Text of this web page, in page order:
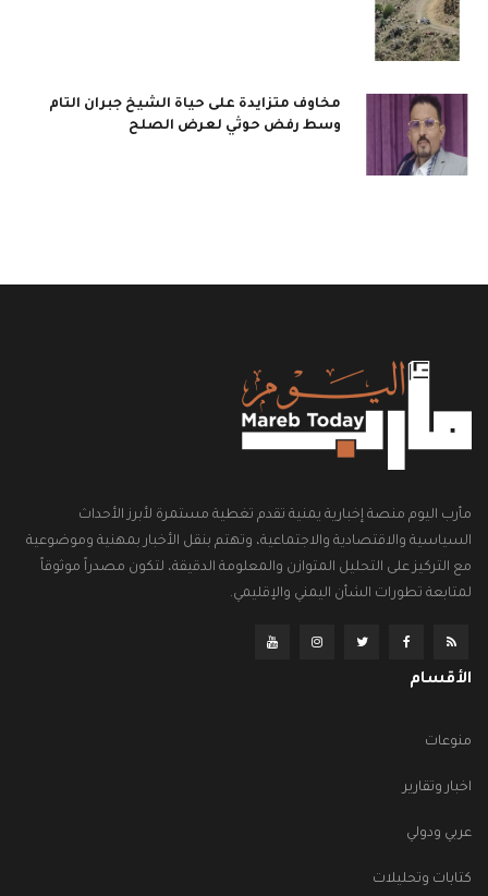
مخاوف متزايدة على حياة الشيخ جبران التام
وسط رفض حوثي لعرض الصلح
مأرب اليوم منصة إخبارية يمنية تقدم تغطية مستمرة لأبرز الأحداث
السياسية والاقتصادية والاجتماعية، وتهتم بنقل الأخبار بمهنية وموضوعية
مع التركيز على التحليل المتوازن والمعلومة الدقيقة، لتكون مصدراً موثوقاً
لمتابعة تطورات الشأن اليمني والإقليمي.
الأقسام
منوعات
اخبار وتقارير
عربي ودولي
كتابات وتحليلات